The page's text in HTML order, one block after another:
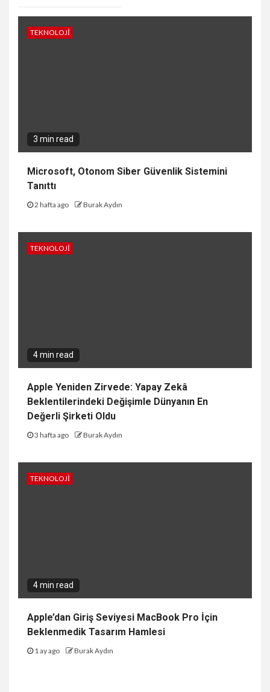
TEKNOLOJI
3 min read
Microsoft, Otonom Siber Güvenlik Sistemini
Tanıttı
2 hafta ago Burak Aydın
TEKNOLOJI
4 min read
Apple Yeniden Zirvede: Yapay Zekâ
Beklentilerindeki Değişimle Dünyanın En
Değerli Şirketi Oldu
3 hafta ago Burak Aydın
TEKNOLOJI
4 min read
Apple’dan Giriş Seviyesi MacBook Pro İçin
Beklenmedik Tasarım Hamlesi
1 ay ago Burak Aydın